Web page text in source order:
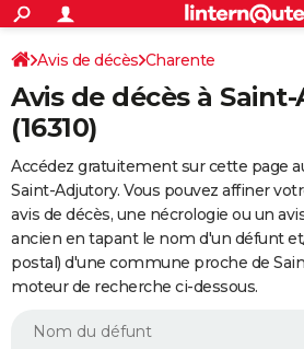
ACTUALITÉS
Politique
Société
Faits Divers
Education
Monde
Villes
+
SPORT
Coupe du monde 2026
Football
Tennis
Cyclisme
Rugby
Forum
FINANCE
Retraite
Impôts
Epargne
Immobilier
Risques naturels par ville
Banque
Assurance
Crédit
Essais
Réserver un essai
Citadines
Berlines
SUV
Forum auto
+
HIGH-TECH
Mobiles
Meilleur smartphone
Internet
Ordinateurs
Jeux vidéo
Guide high-tech
+BRICOLAGE
Forum
Aménagement intérieur
Extérieur
Cuisine
Salle de bains
Jardinage
Rangement
WEEK-END
Connexion
Avis de décès Charente
Avis de décès à
(16310)
Accédez gratuitement sur cette page
Saint-Adjutory. Vous pouvez affiner
avis de décès, une nécrologie ou un
ancien en tapant le nom d'un défunt
postal) d'une commune proche de
moteur de recherche ci-dessous.